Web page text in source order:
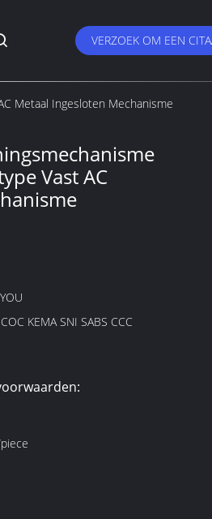
VERZOEK OM EEN
Metaal Ingesloten Mechanisme
Vast AC
KEMA SNI SABS CCC